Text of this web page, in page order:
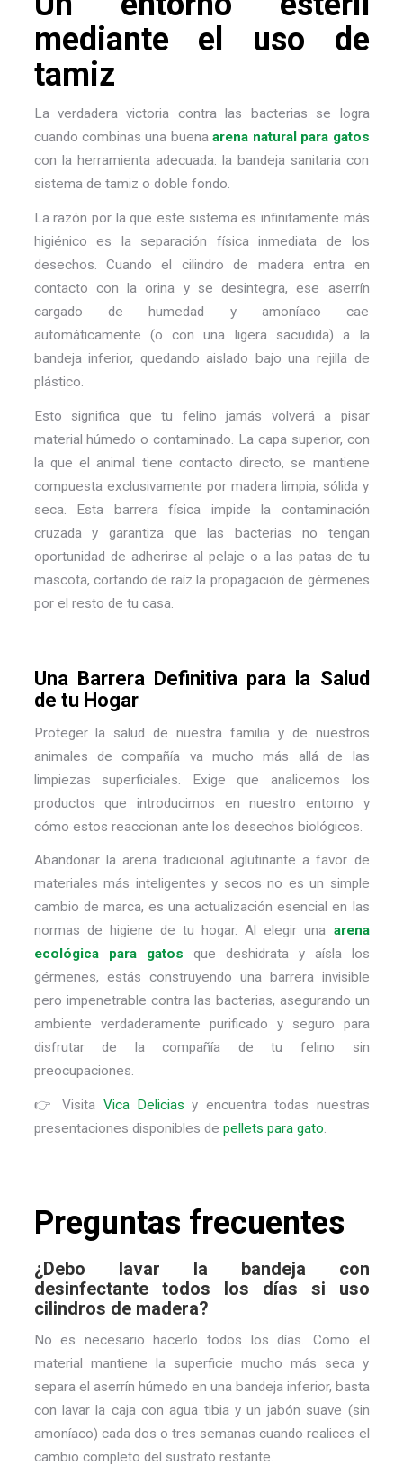
mediante el uso de
tamiz
La verdadera victoria contra las bacterias se logra
cuando combinas una buenaarena natural para gatos
con la herramienta adecuada: la bandeja sanitaria con
sistema de tamiz o doble fondo.
La razón por la que este sistema es infinitamente más
higiénico es la separación física inmediata de los
desechos. Cuando el cilindro de madera entra en
contacto con la orina y se desintegra, ese aserrín
cargado de humedad y amoníaco cae
automáticamente (o con una ligera sacudida) a la
bandeja inferior, quedando aislado bajo una rejilla de
plástico.
Esto significa que tu felino jamás volverá a pisar
material húmedo o contaminado. La capa superior, con
la que el animal tiene contacto directo, se mantiene
compuesta exclusivamente por madera limpia, sólida y
seca. Esta barrera física impide la contaminación
cruzada y garantiza que las bacterias no tengan
oportunidad de adherirse al pelaje o a las patas de tu
mascota, cortando de raíz la propagación de gérmenes
por el resto de tu casa.
Una Barrera Definitiva para la Salud
de tu Hogar
Proteger la salud de nuestra familia y de nuestros
animales de compañía va mucho más allá de las
limpiezas superficiales. Exige que analicemos los
productos que introducimos en nuestro entorno y
cómo estos reaccionan ante los desechos biológicos.
Abandonar la arena tradicional aglutinantea favor de
materiales más inteligentes y secos no es un simple
cambio de marca, es una actualización esencial en las
normas de higiene de tu hogar. Al elegir una arena
ecológica para gatos que deshidrata y aísla los
gérmenes, estás construyendo una barrera invisible
pero impenetrable contra las bacterias, asegurando un
ambiente verdaderamente purificado y seguro para
disfrutar de la compañía de tu felino sin
preocupaciones.
👉 Visita Vica Delicias y encuentra todas nuestras
presentaciones disponibles de pellets para gato.
Preguntas frecuentes
¿Debo lavar la bandeja con
desinfectante todos los días si uso
cilindros de madera?
No es necesario hacerlo todos los días. Como el
material mantiene la superficie mucho más seca y
separa el aserrín húmedo en una bandeja inferior, basta
con lavar la caja con agua tibia y un jabón suave (sin
amoníaco) cada dos o tres semanas cuando realices el
cambio completo del sustrato restante.